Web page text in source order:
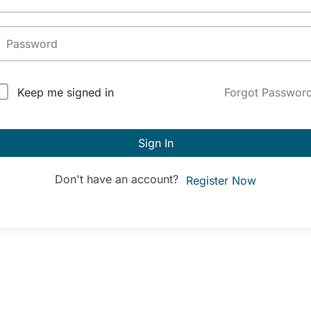
Keep me signed in Forgot
Sign In
Don't have an account? Register Now